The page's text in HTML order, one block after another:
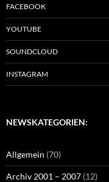
FACEBOOK
YOUTUBE
SOUNDCLOUD
INSTAGRAM
NEWSKATEGORIEN:
Allgemein (70)
Archiv 2001 – 2007 (12)